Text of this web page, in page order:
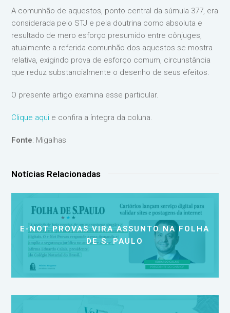
A comunhão de aquestos, ponto central da súmula 377, era
considerada pelo STJ e pela doutrina como absoluta e
resultado de mero esforço presumido entre cônjuges,
atualmente a referida comunhão dos aquestos se mostra
relativa, exigindo prova de esforço comum, circunstância
que reduz substancialmente o desenho de seus efeitos.
O presente artigo examina esse particular.
Clique aqui e confira a íntegra da coluna.
Fonte: Migalhas
Notícias Relacionadas
E-NOT PROVAS VIRA ASSUNTO NA FOLHA
DE S. PAULO